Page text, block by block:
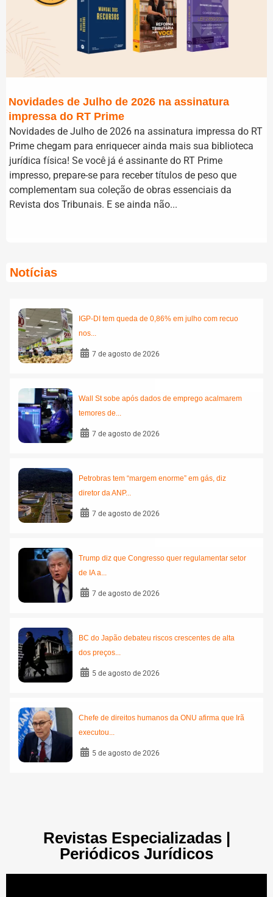
Novidades de Julho de 2026 na assinatura
impressa do RT Prime
Novidades de Julho de 2026 na assinatura impressa do RT
Prime chegam para enriquecer ainda mais sua biblioteca
jurídica física! Se você já é assinante do RT Prime
impresso, prepare-se para receber títulos de peso que
complementam sua coleção de obras essenciais da
Revista dos Tribunais. E se ainda não...
Notícias
IGP-DI tem queda de 0,86% em julho com recuo
nos...
7 de agosto de 2026
Wall St sobe após dados de emprego acalmarem
temores de...
7 de agosto de 2026
Petrobras tem “margem enorme” em gás, diz
diretor da ANP...
7 de agosto de 2026
Trump diz que Congresso quer regulamentar setor
de IA a...
7 de agosto de 2026
BC do Japão debateu riscos crescentes de alta
dos preços...
5 de agosto de 2026
Chefe de direitos humanos da ONU afirma que Irã
executou...
5 de agosto de 2026
Revistas Especializadas |
Periódicos Jurídicos